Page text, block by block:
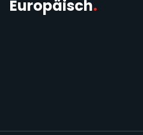
Europäisch.